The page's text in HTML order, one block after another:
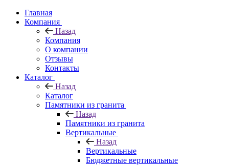
Главная
Компания
Назад
Компания
О компании
Отзывы
Контакты
Каталог
Назад
Каталог
Памятники из гранита
Назад
Памятники из гранита
Вертикальные
Назад
Вертикальные
Бюджетные вертикальные